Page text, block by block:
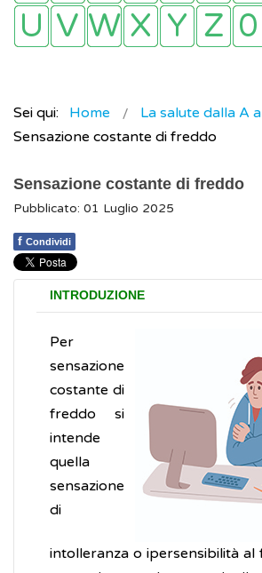
Sei qui: Home La salute dalla A
Sensazione costante di freddo
Sensazione costante di freddo
Pubblicato: 01 Luglio 2025
f Condividi
INTRODUZIONE
Per
sensazione
costante di
freddo si
intende
quella
sensazione
di
intolleranza o ipersensibilità al